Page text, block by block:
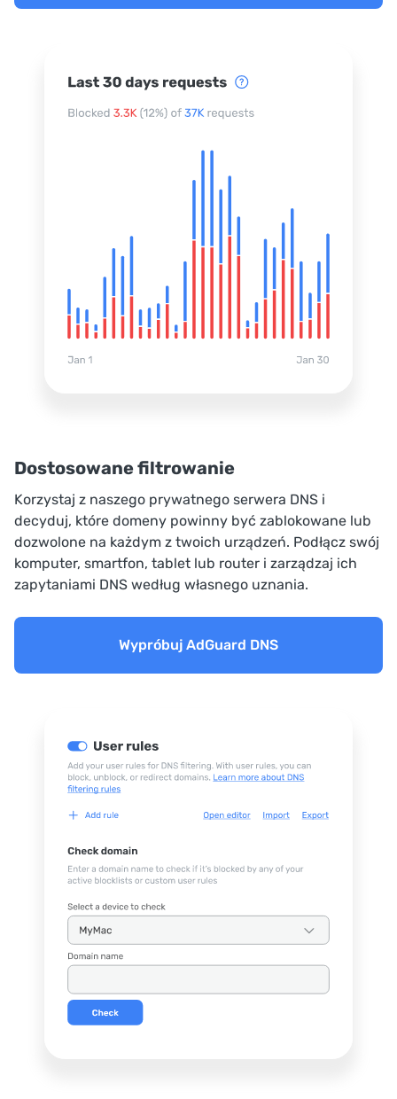
Dostosowane filtrowanie
Korzystaj z naszego prywatnego serwera DNS i
decyduj, które domeny powinny być zablokowane lub
dozwolone na każdym z twoich urządzeń. Podłącz swój
komputer, smartfon, tablet lub router i zarządzaj ich
zapytaniami DNS według własnego uznania.
Wypróbuj AdGuard DNS